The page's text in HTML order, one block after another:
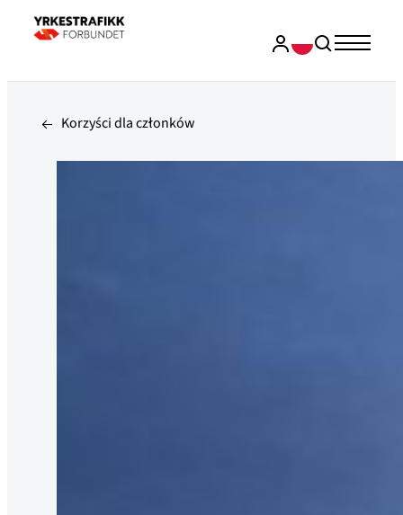
Korzyści dla członków